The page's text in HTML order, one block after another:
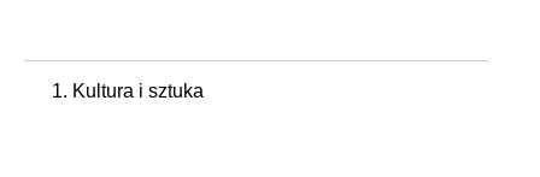
Kultura i sztuka